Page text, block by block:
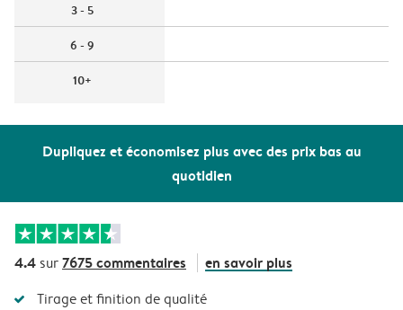
Dupliquez et économisez plus avec des prix bas au
quotidien
3 - 5
6 - 9
10+
4.4 sur7675 commentaires en savoir plus
Tirage et finition de qualité